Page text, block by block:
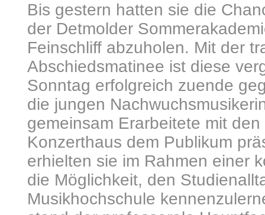
Bis gestern hatten sie die
der Detmolder
Feinschliff abzuholen. Mit der
Abschiedsmatinee ist diese
Sonntag erfolgreich zuende
die jungen
gemeinsam Erarbeitete mit
Konzerthaus dem Publikum
erhielten sie im Rahmen einer
die Möglichkeit, den
Musikhochschule